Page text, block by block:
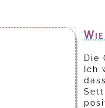
Die
Ich